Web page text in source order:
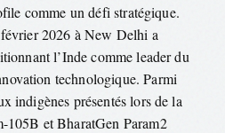
comme un défi stratégique.
2026 à New Delhi a
l’Inde comme leader du
technologique. Parmi
indigènes présentés lors de la
et BharatGen Param2